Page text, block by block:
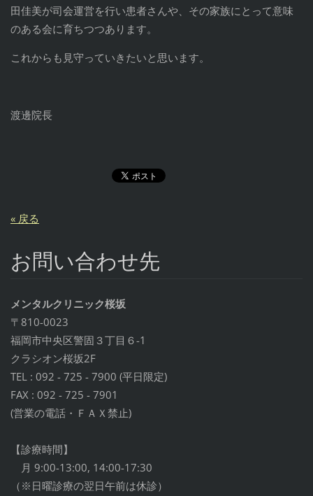
田佳美が司会運営を行い患者さんや、その家族にとって意味
のある会に育ちつつあります。
これからも見守っていきたいと思います。
渡邊院長
« 戻る
お問い合わせ先
メンタルクリニック桜坂
〒810-0023
福岡市中央区警固３丁目６-1
クラシオン桜坂2F
TEL : 092 - 725 - 7900 (平日限定)
FAX : 092 - 725 - 7901
(営業の電話・ＦＡＸ禁止)
【診療時間】
月 9:00-13:00, 14:00-17:30
（※日曜診療の翌日午前は休診）